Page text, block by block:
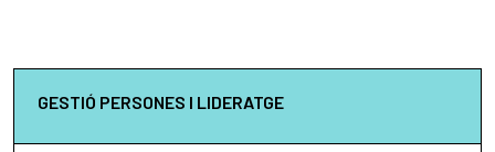
GESTIÓ PERSONES I LIDERATGE